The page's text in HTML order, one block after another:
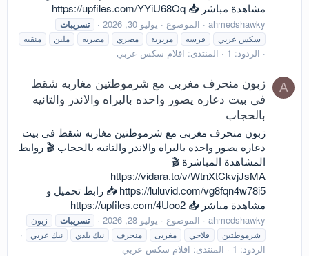
مشاهدة مباشر 📥 https://upfiles.com/YYiU68Oq
ahmedshawky الموضوع يوليو 30, 2026 تسريبات
سكس عربي فرسه مربربة مصري مصريه ملبن منقبه
الردود: 1 المنتدى: افلام سكس عربي
A
زبون منحرف مغربى مع شرموطتين مغاربه شقط
فى بيت دعاره يصور واحده بالبراه والاندر والتانيه
بالحجاب
زبون منحرف مغربى مع شرموطتين مغاربه شقط فى بيت
دعاره يصور واحده بالبراه والاندر والتانيه بالحجاب 🎬 روابط
المشاهدة المباشرة 🎬
https://vidara.to/v/WtnXtCkvjJsMA
https://luluvid.com/vg8fqn4w78i5 📥 رابط تحميل و
مشاهدة مباشر 📥 https://upfiles.com/4Uoo2
ahmedshawky الموضوع يوليو 28, 2026 تسريبات
زبون
شرموطتين
فلاحي مغربى منحرف نيك بلدي نيك عربي
الردود: 1 المنتدى: افلام سكس عربي